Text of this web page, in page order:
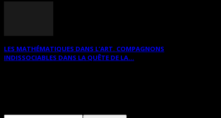
LES MATHÉMATIQUES DANS L’ART. COMPAGNONS
INDISSOCIABLES DANS LA QUÊTE DE LA...